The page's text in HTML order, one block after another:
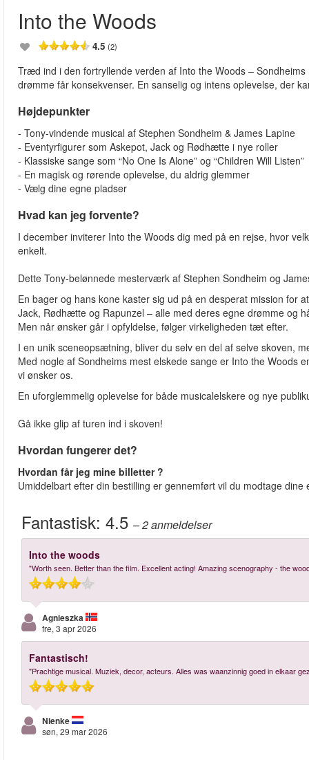
Into the Woods
4.5 (2)
Træd ind i den fortryllende verden af Into the Woods –
drømme får konsekvenser. En sanselig og intens oplevelse, der
Højdepunkter
- Tony-vindende musical af Stephen Sondheim & James Lapine
- Eventyrfigurer som Askepot, Jack og Rødhætte i nye roller
- Klassiske sange som “No One Is Alone” og “Children Will Listen”
- En magisk og rørende oplevelse, du aldrig glemmer
- Vælg dine egne pladser
Hvad kan jeg forvente?
I december inviterer Into the Woods dig med på en rejse, hvor
enkelt.
Dette Tony-belønnede mesterværk af Stephen Sondheim og
En bager og hans kone kaster sig ud på en desperat mission for
Jack, Rødhætte og Rapunzel – alle med deres egne drømme og
Men når ønsker går i opfyldelse, følger virkeligheden tæt efter.
I en unik sceneopsætning, bliver du selv en del af selve skoven,
Med nogle af Sondheims mest elskede sange er Into the Woods
vi ønsker os.
En uforglemmelig oplevelse for både musicalelskere og nye
Gå ikke glip af turen ind i skoven!
Hvordan fungerer det?
Hvordan får jeg mine billetter ?
Umiddelbart efter din bestilling er gennemført vil du modtage dine
Fantastisk: 4.5 – 2anmeldelser
Into the woods
"Worth seen. Better than the film. Excellent acting! Amazing scenography - the
Agnieszka
fre, 3 apr 2026
Fantastisch!
"Prachtige musical. Muziek, decor, acteurs. Alles was waanzinnig goed in elkaar
Nienke
søn, 29 mar 2026